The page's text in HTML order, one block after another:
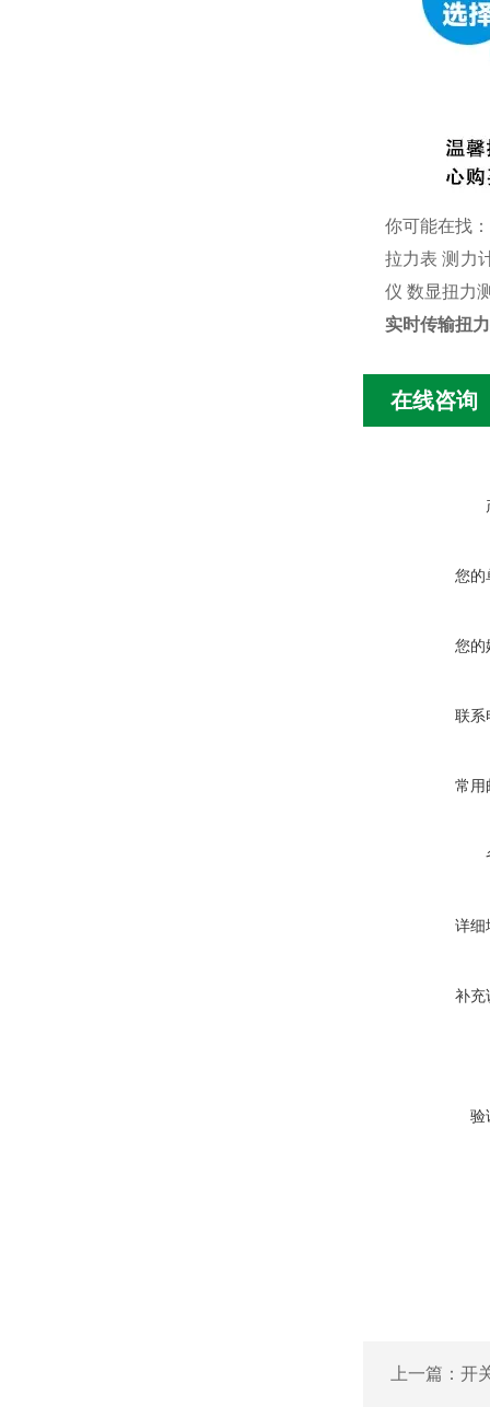
你可能在找：
拉力表 测力
仪 数显扭力
实时传输扭
在线咨询
您的
您的
联系
常用
详细
补充
验
上一篇： 开